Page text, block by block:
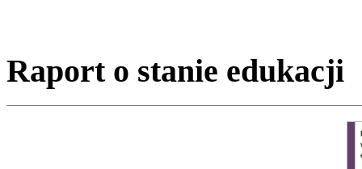
Raport o stanie edukacji